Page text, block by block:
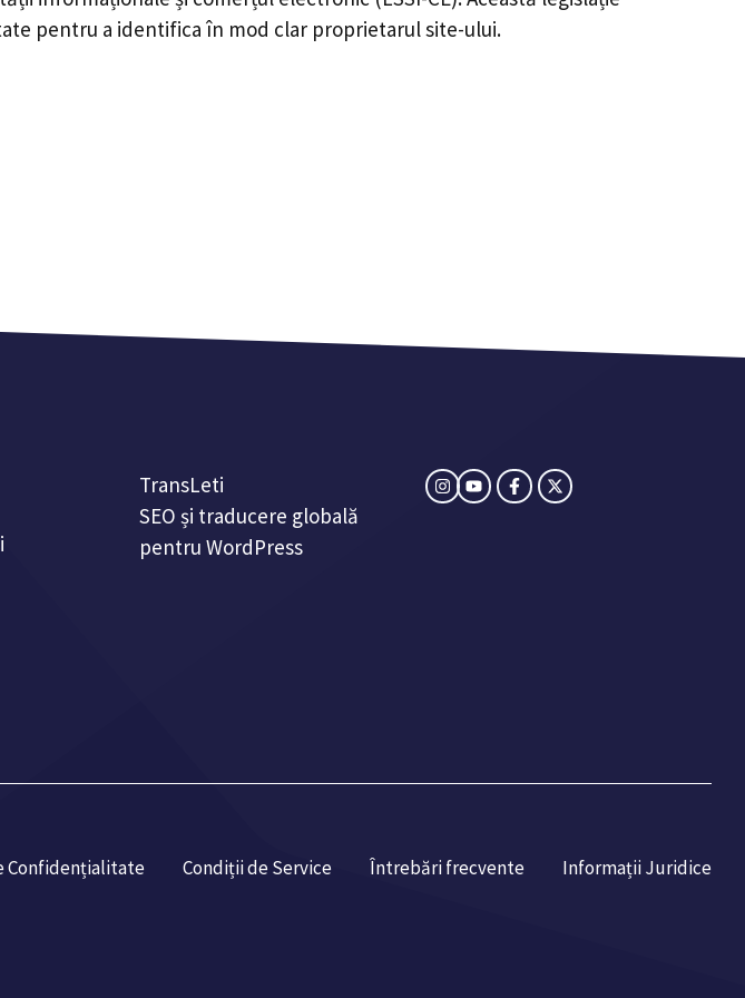
pentru a identifica în mod clar proprietarul site-ului.
TransLeti
SEO și traducere globală
pentru WordPress
Confidențialitate Condiții de Service Întrebări frecvente Informații Juridice